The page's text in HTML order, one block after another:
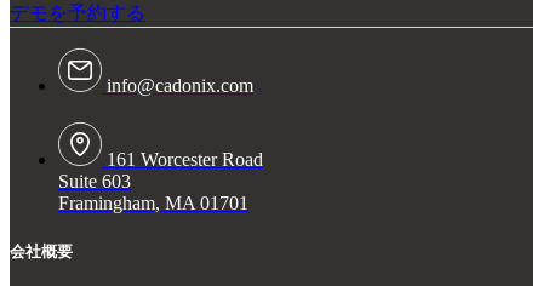
デモを予約する
info@cadonix.com
161 Worcester Road
Suite 603
Framingham, MA 01701
会社概要